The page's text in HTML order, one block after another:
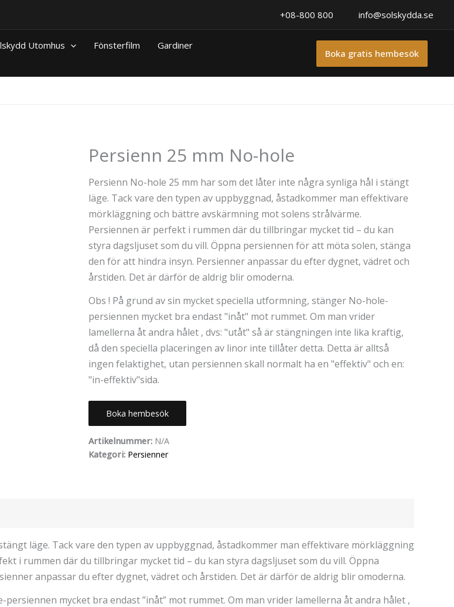
+08-800 800 info@solskydda.se
Utomhus Fönsterfilm
Gardiner
Boka gratis hembesök
Persienn 25 mm No-hole
Persienn No-hole 25 mm har som det låter inte några synliga hål i stängt
läge. Tack vare den typen av uppbyggnad, åstadkommer man effektivare
mörkläggning och bättre avskärmning mot solens strålvärme.
Persiennen är perfekt i rummen där du tillbringar mycket tid – du kan
styra dagsljuset som du vill. Öppna persiennen för att möta solen, stänga
den för att hindra insyn. Persienner anpassar du efter dygnet, vädret och
årstiden. Det är därför de aldrig blir omoderna.
Obs ! På grund av sin mycket speciella utformning, stänger No-hole-
persiennen mycket bra endast "inåt" mot rummet. Om man vrider
lamellerna åt andra hålet , dvs: "utåt" så är stängningen inte lika kraftig,
då den speciella placeringen av linor inte tillåter detta. Detta är alltså
ingen felaktighet, utan persiennen skall normalt ha en "effektiv" och en:
"in-effektiv"sida.
Boka hembesök
Artikelnummer: N/A
Kategori: Persienner
läge. Tack vare den typen av uppbyggnad, åstadkommer man effektivare mörkläggning
i rummen där du tillbringar mycket tid – du kan styra dagsljuset som du vill. Öppna
anpassar du efter dygnet, vädret och årstiden. Det är därför de aldrig blir omoderna.
mycket bra endast ”inåt” mot rummet. Om man vrider lamellerna åt andra hålet ,